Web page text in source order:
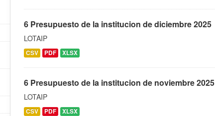
6 Presupuesto de la institucion de diciembre 2025
LOTAIP
CSV PDF XLSX
6 Presupuesto de la institucion de noviembre 2025
LOTAIP
CSV PDF XLSX